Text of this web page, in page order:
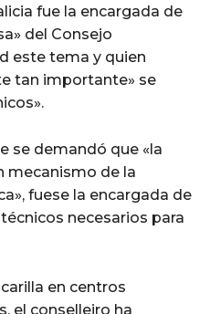
fue la encargada de
del Consejo
este tema y quien
tan importante» se
se demandó que «la
mecanismo de la
fuese la encargada de
necesarios para
en centros
el conselleiro ha